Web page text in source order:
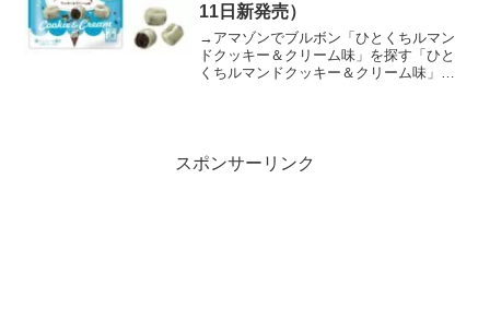
11日新発売）
→アマゾンでブルボン「ひとくちルマン
ドクッキー＆クリーム味」を探す「ひと
くちルマンドクッキー＆クリーム味」
スポンサーリンク